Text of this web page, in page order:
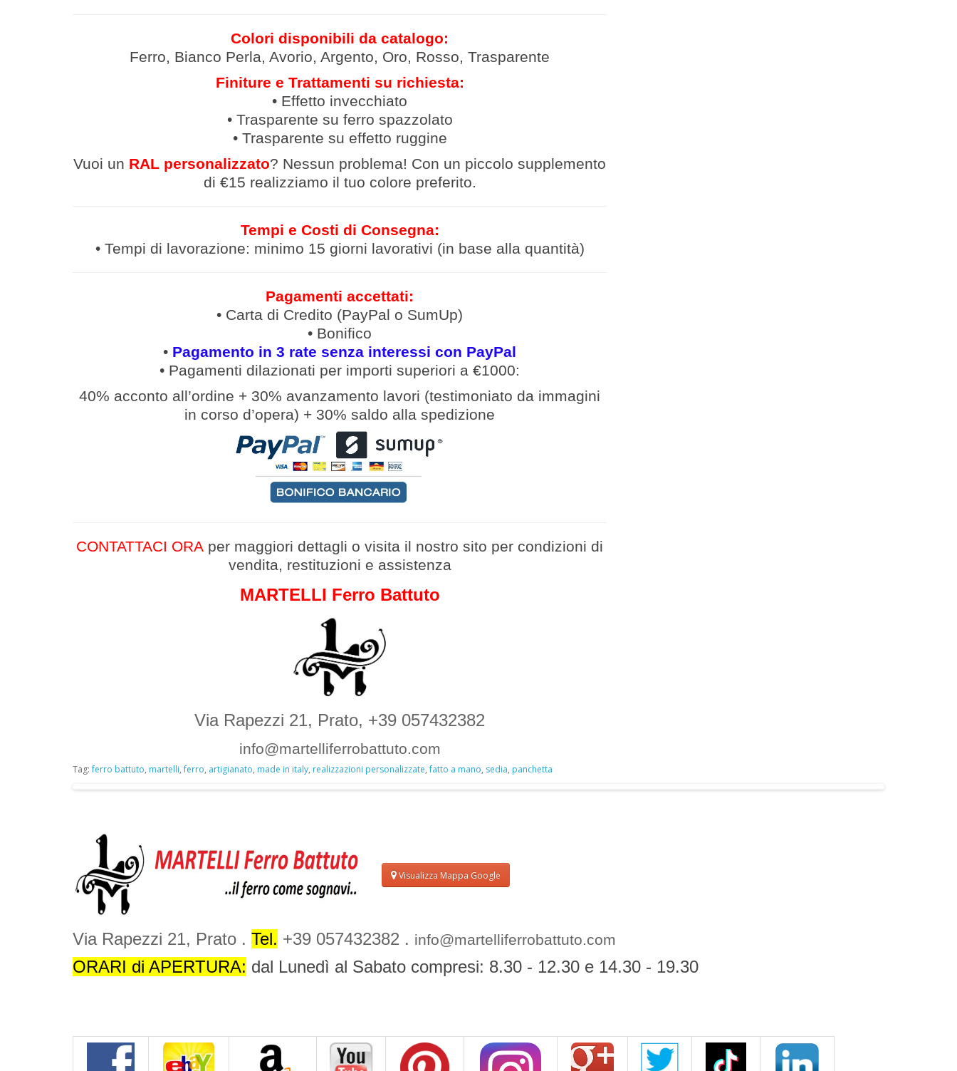
Colori disponibili da catalogo:
Ferro, Bianco Perla, Avorio, Argento, Oro, Rosso, Trasparente
Finiture e Trattamenti su richiesta:
• Effetto invecchiato
• Trasparente su ferro spazzolato
• Trasparente su effetto ruggine
Vuoi un RAL personalizzato? Nessun problema! Con un piccolo supplemento
di €15 realizziamo il tuo colore preferito.
Tempi e Costi di Consegna:
• Tempi di lavorazione: minimo 15 giorni lavorativi (in base alla quantità)
Pagamenti accettati:
• Carta di Credito (PayPal o SumUp)
• Bonifico
• Pagamento in 3 rate senza interessi con PayPal
• Pagamenti dilazionati per importi superiori a €1000:
40% acconto all’ordine + 30% avanzamento lavori (testimoniato da immagini
in corso d’opera) + 30% saldo alla spedizione
CONTATTACI ORA per maggiori dettagli o visita il nostro sito per condizioni di
vendita, restituzioni e assistenza
MARTELLI Ferro Battuto
Via Rapezzi 21, Prato, +39 057432382
info@martelliferrobattuto.com
Tag:ferro battuto, martelli,ferro, artigianato, made in italy, realizzazioni personalizzate,fatto a mano, sedia, panchetta
Visualizza Mappa Google
Via Rapezzi 21, Prato . Tel. +39 057432382 . info@martelliferrobattuto.com
ORARI di APERTURA: dal Lunedì al Sabato compresi: 8.30 - 12.30 e 14.30 - 19.30